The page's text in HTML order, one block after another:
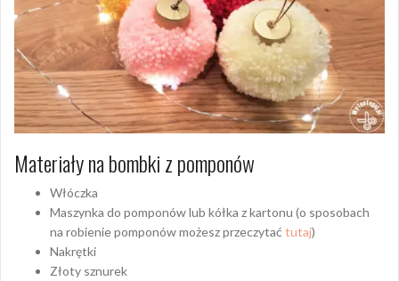
Materiały na bombki z pomponów
Włóczka
Maszynka do pomponów lub kółka z kartonu (o sposobach
na robienie pomponów możesz przeczytać tutaj)
Nakrętki
Złoty sznurek